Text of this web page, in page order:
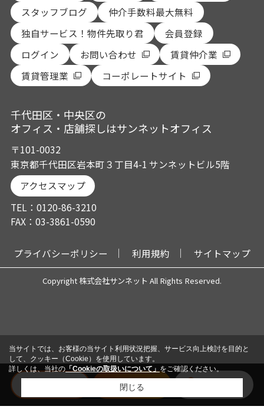
スタッフブログ
仲介手数料最大無料
独自サービス！物件先取り君
会員登録
ログイン
お問い合わせ
賃貸仲介業
賃貸管理業
コーポレートサイト
千代田区・中央区の
オフィス・店舗探しはサンネットオフィス
〒101-0032
東京都千代田区岩本町３丁目4-1 サンネットビル5階
アクセスマップ
TEL：0120-86-3210
FAX：03-3861-0590
プライバシーポリシー 利用規約 サイトマップ
Copyright 株式会社サンネット All Rights Reserved.
メール
当サイトでは、お客様の当サイト利用状況把握、サービス向上検討を目的と
して、クッキー（Cookie）を使用しています。
詳しくは、当社の「Cookieの取扱いについて」をご確認ください。
閉じる